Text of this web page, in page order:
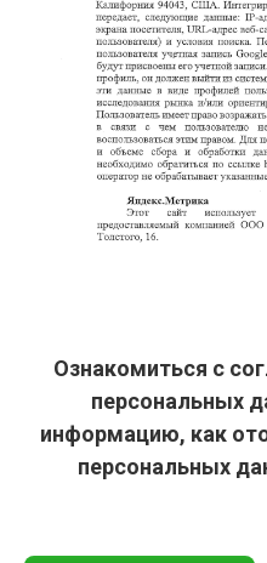
Ознакомиться с
персональных
информацию, как
персональных